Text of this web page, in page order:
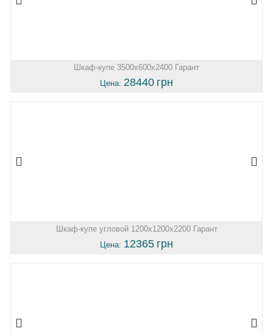
Шкаф-купе 3500х600х2400 Гарант
Цена: 28440 грн
Шкаф-купе угловой 1200х1200х2200 Гарант
Цена: 12365 грн